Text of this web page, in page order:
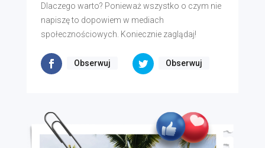
Dlaczego warto? Ponieważ wszystko o czym nie
napiszę to dopowiem w mediach
społecznościowych. Koniecznie zaglądaj!
Obserwuj Obserwuj